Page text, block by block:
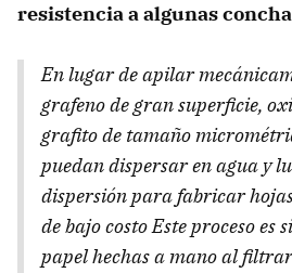
resistencia a algunas
En lugar de apilar
grafeno de gran superficie,
grafito de tamaño
puedan dispersar en agua y
dispersión para fabricar
de bajo costo Este proceso es
papel hechas a mano al